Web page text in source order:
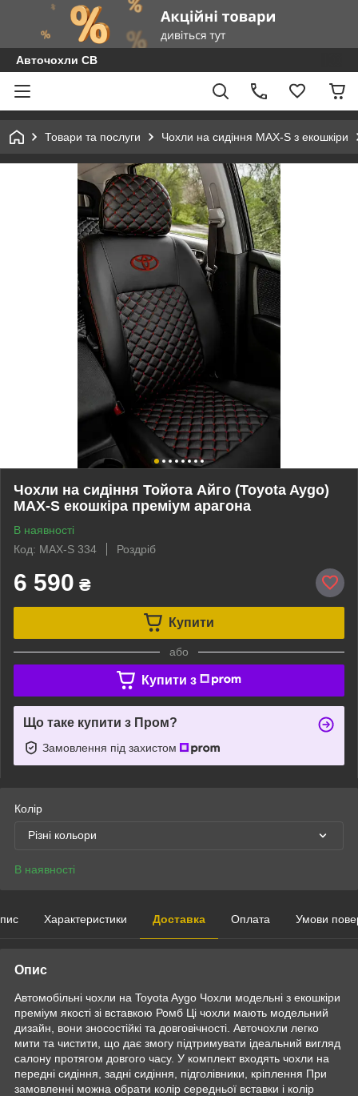
Авточохли СВ
Товари та послуги Чохли на сидіння MAX-S з екошкіри
Чохли на сидіння Тойота Айго (Toyota Aygo)
MAX-S екошкіра преміум арагона
В наявності
Код: MAX-S 334
Роздріб
6 590 ₴
Купити
або
Купити з
Що таке купити з Пром?
Замовлення під захистом
Колір
Різні кольори
В наявності
Характеристики Доставка Оплата Умови
Опис
Автомобільні чохли на Toyota Aygo Чохли модельні з екошкіри
преміум якості зі вставкою Ромб Ці чохли мають модельний
дизайн, вони зносостійкі та довговічності. Авточохли легко
мити та чистити, що дає змогу підтримувати ідеальний вигляд
салону протягом довгого часу. У комплект входять чохли на
передні сидіння, задні сидіння, підголівники, кріплення При
замовленні можна обрати колір середньої вставки і колір